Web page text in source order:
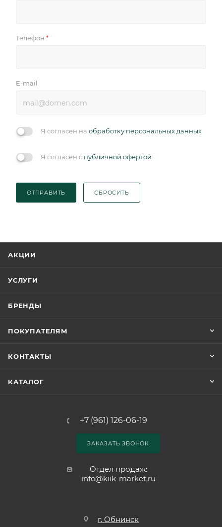
Телефон *
E-mail
Я согласен на обработку персональных данных
Я согласен с публичной офертой
ОТПРАВИТЬ СБРОСИТЬ
АКЦИИ
УСЛУГИ
БРЕНДЫ
ПОКУПАТЕЛЯМ
КОНТАКТЫ
КАТАЛОГ
+7 (961) 126-06-19
ЗАКАЗАТЬ ЗВОНОК
Отдел продаж:
info@kiik-market.ru
г. Обнинск